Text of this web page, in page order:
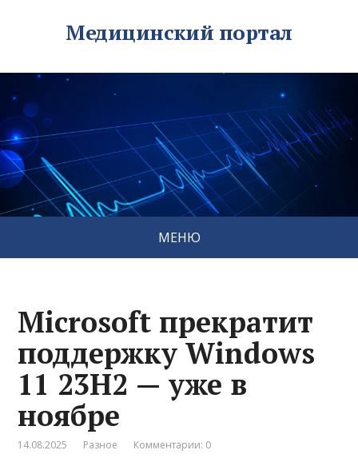
Медицинский портал
МЕНЮ
Microsoft прекратит
поддержку Windows
11 23H2 — уже в
ноябре
14.08.2025 Разное Комментарии: 0